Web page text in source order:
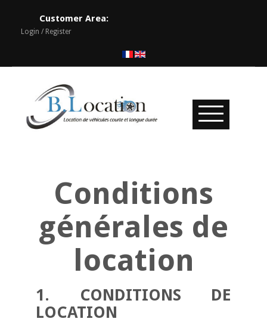
Customer Area:
Login / Register
Conditions
générales de
location
1. CONDITIONS DE
LOCATION